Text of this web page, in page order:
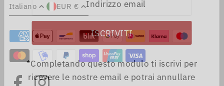
Italiano EUR €
*Completando questo modulo ti iscrivi per
ricevere le nostre email e potrai annullare